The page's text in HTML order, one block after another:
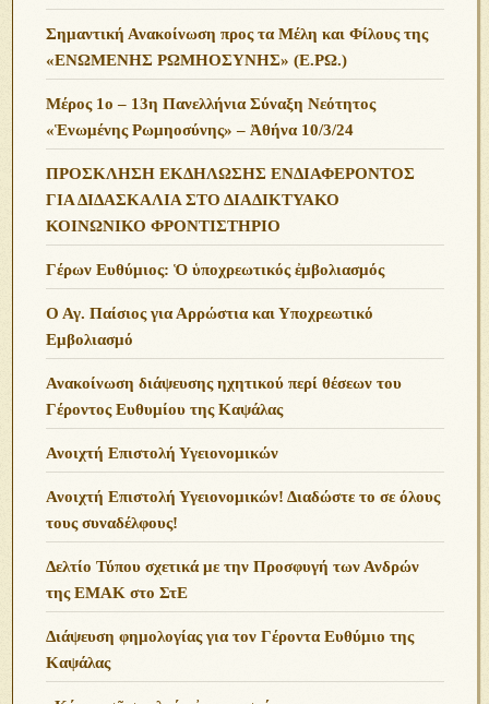
Σημαντική Ανακοίνωση προς τα Μέλη και Φίλους της
«ΕΝΩΜΕΝΗΣ ΡΩΜΗΟΣΥΝΗΣ» (Ε.ΡΩ.)
Μέρος 1ο – 13η Πανελλήνια Σύναξη Νεότητος
«Ἑνωμένης Ρωμηοσύνης» – Ἀθήνα 10/3/24
ΠΡΟΣΚΛΗΣΗ ΕΚΔΗΛΩΣΗΣ ΕΝΔΙΑΦΕΡΟΝΤΟΣ
ΓΙΑ ΔΙΔΑΣΚΑΛΙΑ ΣΤΟ ΔΙΑΔΙΚΤΥΑΚΟ
ΚΟΙΝΩΝΙΚΟ ΦΡΟΝΤΙΣΤΗΡΙΟ
Γέρων Ευθύμιος: Ὁ ὑποχρεωτικός ἐμβολιασμός
Ο Αγ. Παίσιος για Αρρώστια και Υποχρεωτικό
Εμβολιασμό
Ανακοίνωση διάψευσης ηχητικού περί θέσεων του
Γέροντος Ευθυμίου της Καψάλας
Ανοιχτή Επιστολή Υγειονομικών
Ανοιχτή Επιστολή Υγειονομικών! Διαδώστε το σε όλους
τους συναδέλφους!
Δελτίο Τύπου σχετικά με την Προσφυγή των Ανδρών
της ΕΜΑΚ στο ΣτΕ
Διάψευση φημολογίας για τον Γέροντα Ευθύμιο της
Καψάλας